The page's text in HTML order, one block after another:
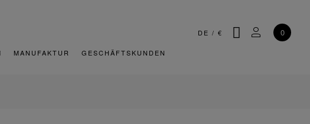
DE / € SUCHEMEIN
0
MANUFAKTUR GESCHÄFTSKUNDEN